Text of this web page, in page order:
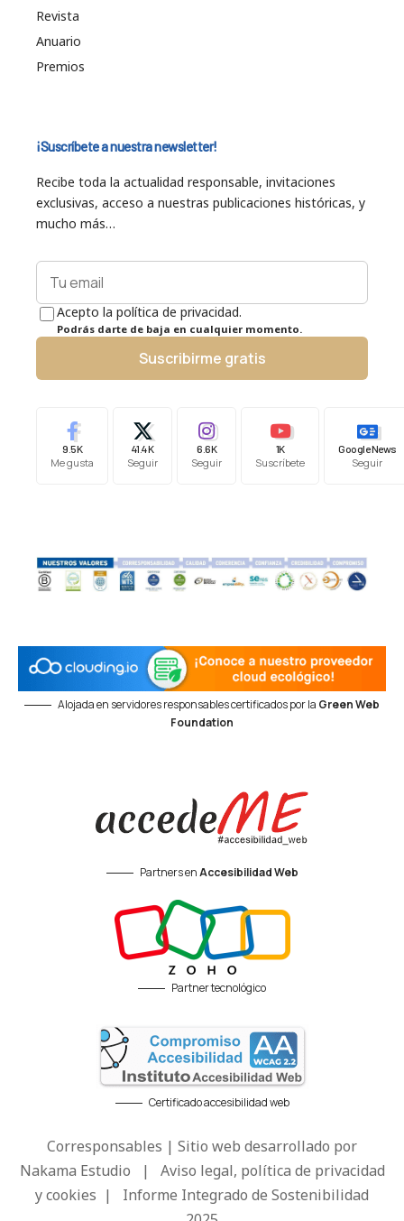
Revista
Anuario
Premios
¡Suscríbete a nuestra newsletter!
Recibe toda la actualidad responsable, invitaciones
exclusivas, acceso a nuestras publicaciones históricas, y
mucho más…
Acepto la política de privacidad.
Podrás darte de baja en cualquier momento.
Suscribirme gratis
9.5K
Me gusta
41.4K
Seguir
6.6K
Seguir
1K
Suscríbete
Google News
Seguir
Alojada en servidores responsables certificados por la Green Web
Foundation
Partners enAccesibilidad Web
Partner tecnológico
Certificado accesibilidad web
Corresponsables | Sitio web desarrollado por
Nakama Estudio | Aviso legal, política de privacidad
y cookies | Informe Integrado de Sostenibilidad